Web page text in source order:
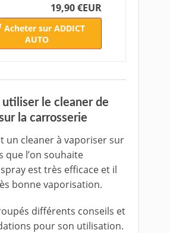
19,90 €EUR
Acheter sur ADDICT
AUTO
le cleaner de
la carrosserie
un cleaner à vaporiser sur
que l’on souhaite
est très efficace et il
bonne vaporisation.
différents conseils et
pour son utilisation.